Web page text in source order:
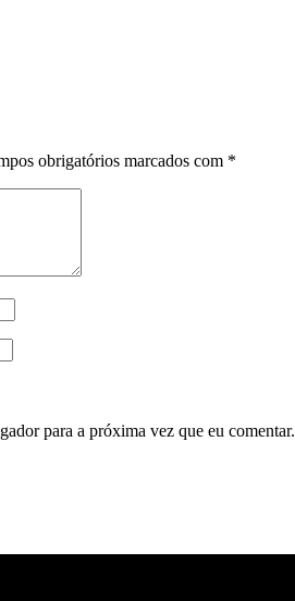
obrigatórios marcados com *
para a próxima vez que eu comentar.